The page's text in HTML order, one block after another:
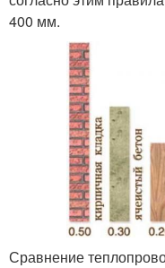
400 мм.
Сравнение